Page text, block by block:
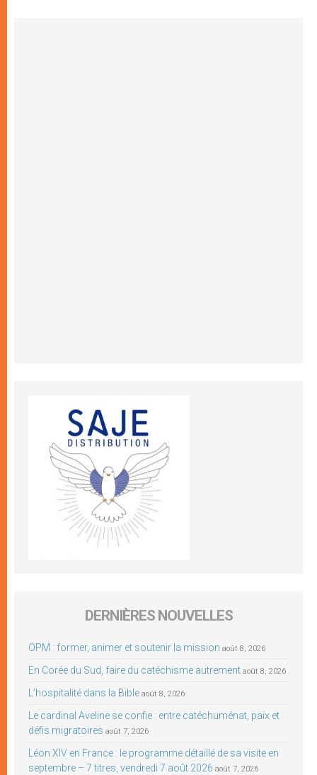
DERNIÈRES NOUVELLES
OPM : former, animer et soutenir la mission août 8, 2026
En Corée du Sud, faire du catéchisme autrement août 8, 2026
L’hospitalité dans la Bible août 8, 2026
Le cardinal Aveline se confie : entre catéchuménat, paix et
défis migratoires août 7, 2026
Léon XIV en France : le programme détaillé de sa visite en
septembre – 7 titres, vendredi 7 août 2026 août 7, 2026